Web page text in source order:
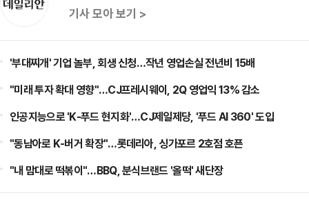
기사 모아 보기 >
'부대찌개' 기업 놀부, 회생 신청…작년 영업손실 전년비 15배
"미래 투자 확대 영향"…CJ프레시웨이, 2Q 영업익 13% 감소
인공지능으로 'K-푸드 현지화'…CJ제일제당, '푸드 AI 360' 도입
"동남아로 K-버거 확장"…롯데리아, 싱가포르 2호점 호픈
"내 맘대로 떡볶이"…BBQ, 분식브랜드 '올떡' 새단장